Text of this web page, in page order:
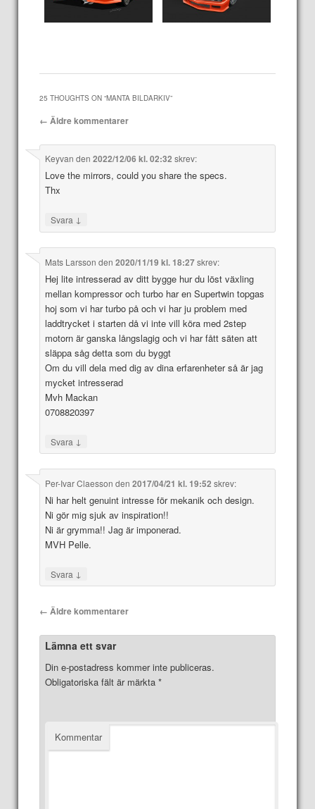
25 THOUGHTS ON “MANTA BILDARKIV”
Kommentarsnavigering
← Äldre kommentarer
Keyvan den 2022/12/06 kl. 02:32 skrev:
Love the mirrors, could you share the specs.
Thx
Svara ↓
Mats Larsson den 2020/11/19 kl. 18:27 skrev:
Hej lite intresserad av ditt bygge hur du löst växling
mellan kompressor och turbo har en Supertwin topgas
hoj som vi har turbo på och vi har ju problem med
laddtrycket i starten då vi inte vill köra med 2step
motorn är ganska långslagig och vi har fått säten att
släppa såg detta som du byggt
Om du vill dela med dig av dina erfarenheter så är jag
mycket intresserad
Mvh Mackan
0708820397
Svara ↓
Per-Ivar Claesson den 2017/04/21 kl. 19:52 skrev:
Ni har helt genuint intresse för mekanik och design.
Ni gör mig sjuk av inspiration!!
Ni är grymma!! Jag är imponerad.
MVH Pelle.
Svara ↓
Kommentarsnavigering
← Äldre kommentarer
Lämna ett svar
Din e-postadress kommer inte publiceras.
Obligatoriska fält är märkta *
Kommentar